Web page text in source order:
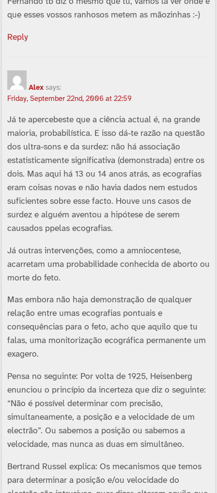
que esses vossos ranhosos metem as mãozinhas :-)
Reply
Alex says:
Friday, September 22nd, 2006 at 22:59
Já te apercebeste que a ciência actual é, na grande
maioria, probabilí­stica. E isso dá-te razão na questão
dos ultra-sons e da surdez: não há associação
estatisticamente significativa (demonstrada) entre os
dois. Mas aqui há 13 ou 14 anos atrás, as ecografias
eram coisas novas e não havia dados nem estudos
suficientes sobre esse facto. Houve uns casos de
surdez e alguém aventou a hipótese de serem
causados ppelas ecografias.
Já outras intervenções, como a amniocentese,
acarretam uma probabilidade conhecida de aborto ou
morte do feto.
Mas embora não haja demonstração de qualquer
relação entre umas ecografias pontuais e
consequências para o feto, acho que aquilo que tu
falas, uma monitorização ecográfica permanente um
exagero.
Pensa no seguinte: Por volta de 1925, Heisenberg
enunciou o princí­pio da incerteza que diz o seguinte:
“Não é possí­vel determinar com precisão,
simultaneamente, a posição e a velocidade de um
electrão”. Ou sabemos a posição ou sabemos a
velocidade, mas nunca as duas em simultâneo.
Bertrand Russel explica: Os mecanismos que temos
para determinar a posição e/ou velocidade do